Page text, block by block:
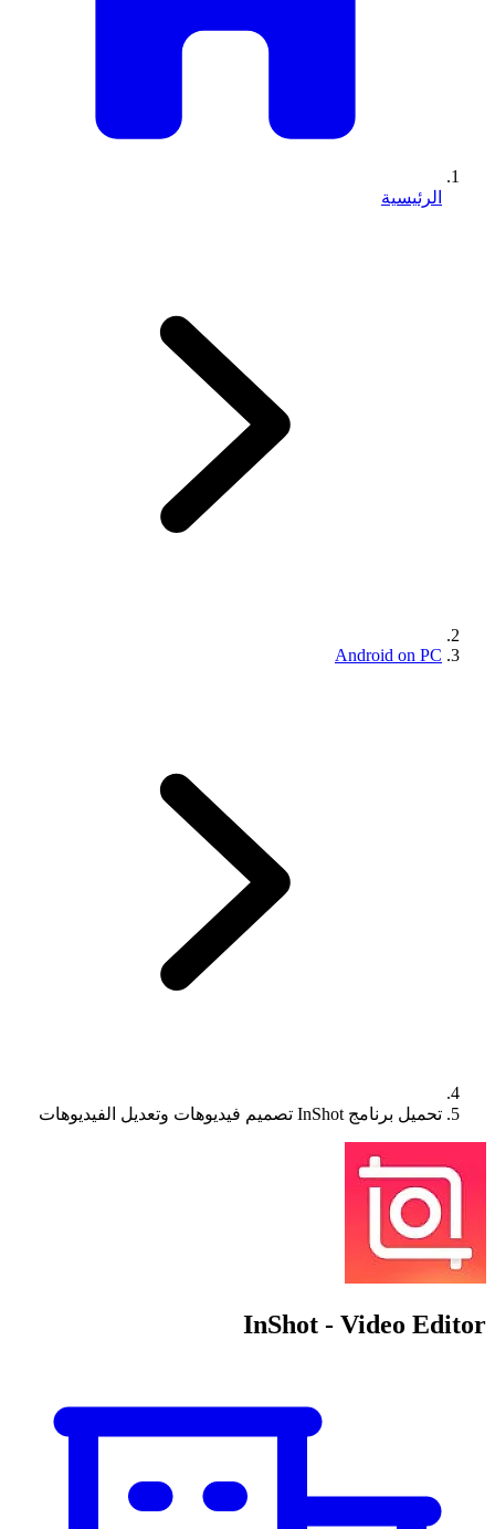
الرئيسية
Android on PC
تحميل برنامج InShot تصميم فيديوهات وتعديل الفيديوهات
InShot - Video Editor